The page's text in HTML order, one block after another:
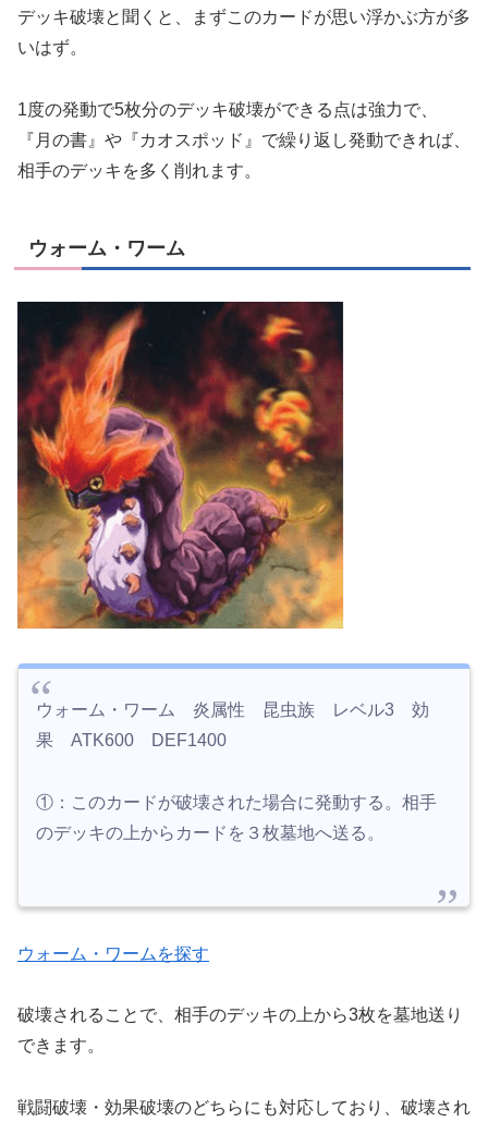
デッキ破壊と聞くと、まずこのカードが思い浮かぶ方が多
いはず。
1度の発動で5枚分のデッキ破壊ができる点は強力で、
『月の書』や『カオスポッド』で繰り返し発動できれば、
相手のデッキを多く削れます。
ウォーム・ワーム
ウォーム・ワーム 炎属性 昆虫族 レベル3 効
果 ATK600 DEF1400
①：このカードが破壊された場合に発動する。相手
のデッキの上からカードを３枚墓地へ送る。
ウォーム・ワームを探す
破壊されることで、相手のデッキの上から3枚を墓地送り
できます。
戦闘破壊・効果破壊のどちらにも対応しており、破壊され